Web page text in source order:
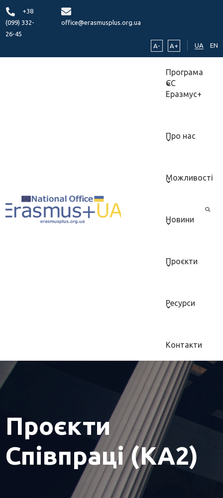
+38
(099) 332-
26-45
office@erasmusplus.org.ua
A- A+ UA EN
Програма
ЄС
Еразмус+
Про нас
Можливості
Новини
Проєкти
Ресурси
Контакти
Проєкти
Співпраці (КА2)